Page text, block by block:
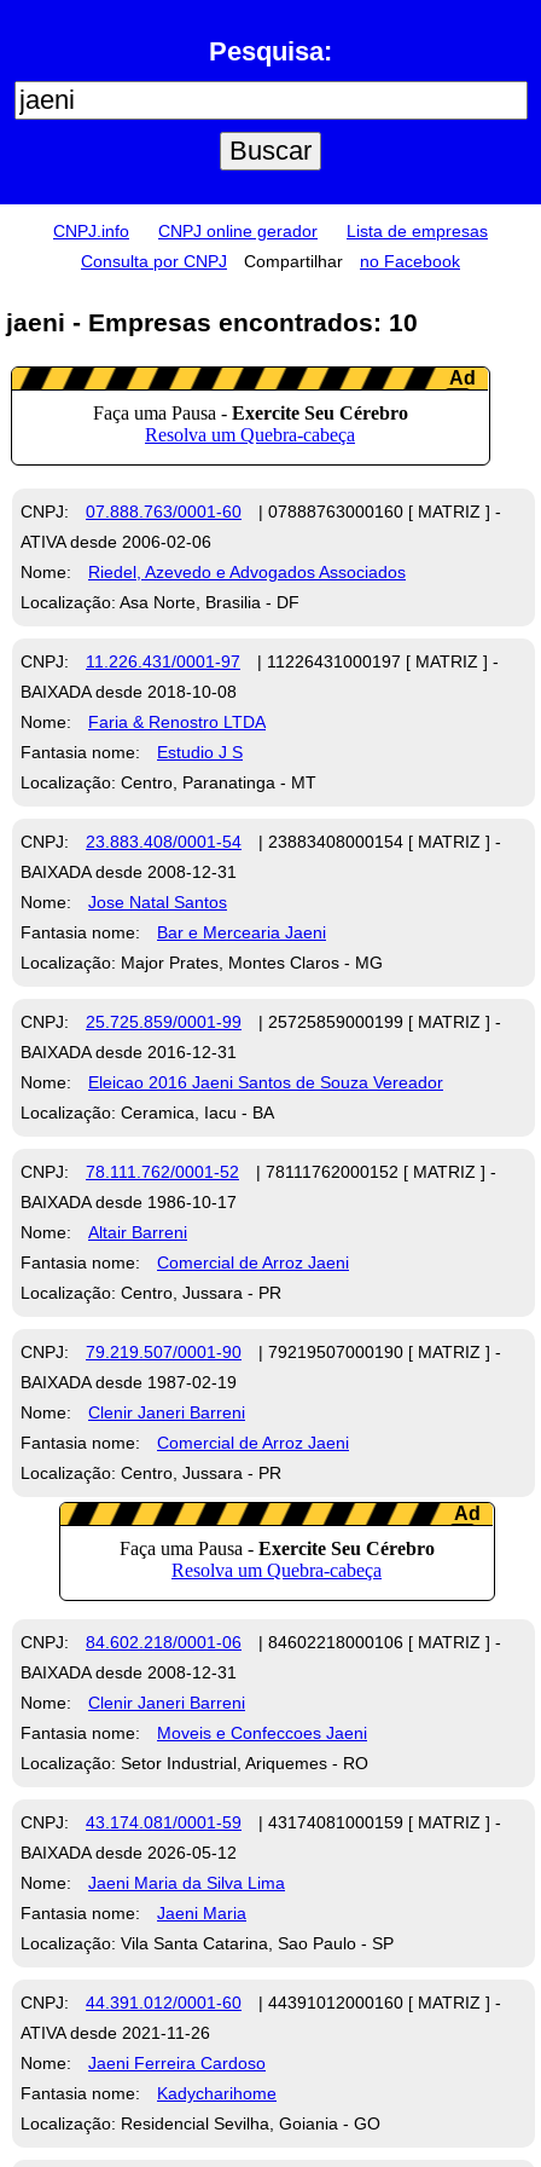
Pesquisa:
CNPJ.info CNPJ online gerador
Lista de empresas
Consulta por CNPJ
Compartilhar no Facebook
jaeni - Empresas encontrados: 10
CNPJ: 07.888.763/0001-60
| 07888763000160 [ MATRIZ ] -
ATIVA desde 2006-02-06
Nome:
Riedel, Azevedo e Advogados Associados
Localização: Asa Norte, Brasilia - DF
CNPJ: 11.226.431/0001-97
| 11226431000197 [ MATRIZ ] -
BAIXADA desde 2018-10-08
Nome:
Faria & Renostro LTDA
Fantasia nome:
Estudio J S
Localização: Centro, Paranatinga - MT
CNPJ: 23.883.408/0001-54
| 23883408000154 [ MATRIZ ] -
BAIXADA desde 2008-12-31
Nome:
Jose Natal Santos
Fantasia nome:
Bar e Mercearia Jaeni
Localização: Major Prates, Montes Claros - MG
CNPJ: 25.725.859/0001-99
| 25725859000199 [ MATRIZ ] -
BAIXADA desde 2016-12-31
Nome:
Eleicao 2016 Jaeni Santos de Souza Vereador
Localização: Ceramica, Iacu - BA
CNPJ: 78.111.762/0001-52
| 78111762000152 [ MATRIZ ] -
BAIXADA desde 1986-10-17
Nome:
Altair Barreni
Fantasia nome:
Comercial de Arroz Jaeni
Localização: Centro, Jussara - PR
CNPJ: 79.219.507/0001-90
| 79219507000190 [ MATRIZ ] -
BAIXADA desde 1987-02-19
Nome:
Clenir Janeri Barreni
Fantasia nome:
Comercial de Arroz Jaeni
Localização: Centro, Jussara - PR
CNPJ: 84.602.218/0001-06
| 84602218000106 [ MATRIZ ] -
BAIXADA desde 2008-12-31
Nome:
Clenir Janeri Barreni
Fantasia nome:
Moveis e Confeccoes Jaeni
Localização: Setor Industrial, Ariquemes - RO
CNPJ: 43.174.081/0001-59
| 43174081000159 [ MATRIZ ] -
BAIXADA desde 2026-05-12
Nome:
Jaeni Maria da Silva Lima
Fantasia nome:
Jaeni Maria
Localização: Vila Santa Catarina, Sao Paulo - SP
CNPJ: 44.391.012/0001-60
| 44391012000160 [ MATRIZ ] -
ATIVA desde 2021-11-26
Nome:
Jaeni Ferreira Cardoso
Fantasia nome:
Kadycharihome
Localização: Residencial Sevilha, Goiania - GO